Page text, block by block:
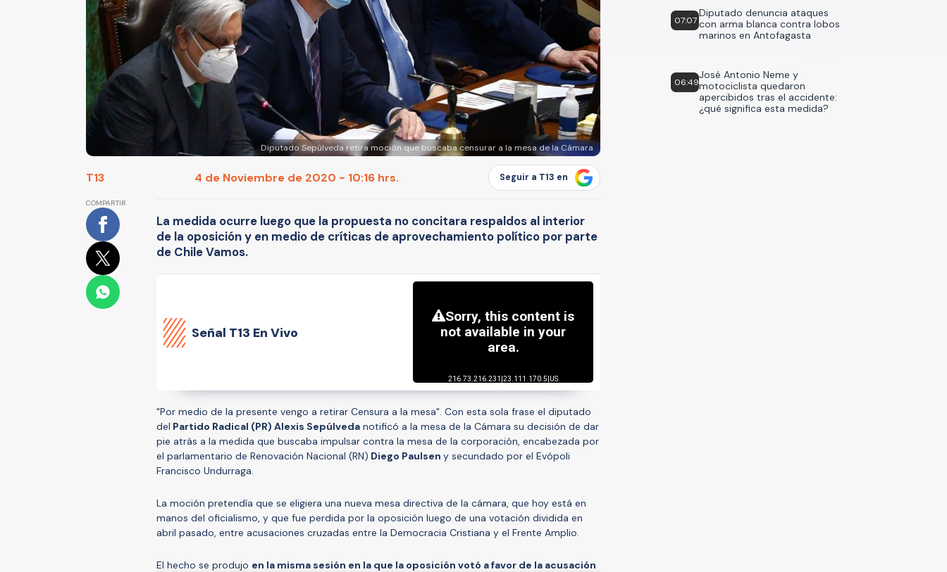
Diputado Sepúlveda retira moción que buscaba censurar a la mesa de la Cámara
T13 4 de Noviembre de 2020 - 10:16 hrs. Seguir a T13 en
COMPARTIR
La medida ocurre luego que la propuesta no concitara respaldos al interior
de la oposición y en medio de críticas de aprovechamiento político por parte
de Chile Vamos.
Señal T13 En Vivo
"Por medio de la presente vengo a retirar Censura a la mesa". Con esta sola frase el diputado
del Partido Radical (PR) Alexis Sepúlveda notificó a la mesa de la Cámara su decisión de dar
pie atrás a la medida que buscaba impulsar contra la mesa de la corporación, encabezada por
el parlamentario de Renovación Nacional (RN) Diego Paulsen y secundado por el Evópoli
Francisco Undurraga.
La moción pretendía que se eligiera una nueva mesa directiva de la cámara, que hoy está en
manos del oficialismo, y que fue perdida por la oposición luego de una votación dividida en
abril pasado, entre acusaciones cruzadas entre la Democracia Cristiana y el Frente Amplio.
El hecho se produjo en la misma sesión en la que la oposición votó a favor de la acusación
07:07
Diputado denuncia ataques
con arma blanca contra lobos
marinos en Antofagasta
06:49
José Antonio Neme y
motociclista quedaron
apercibidos tras el accidente:
¿qué significa esta medida?